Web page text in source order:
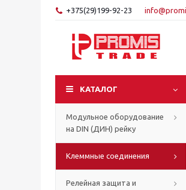
+375(29)199-92-23
КАТАЛОГ
Модульное оборудование
на DIN (ДИН) рейку
Клеммные соединения
Релейная защита и